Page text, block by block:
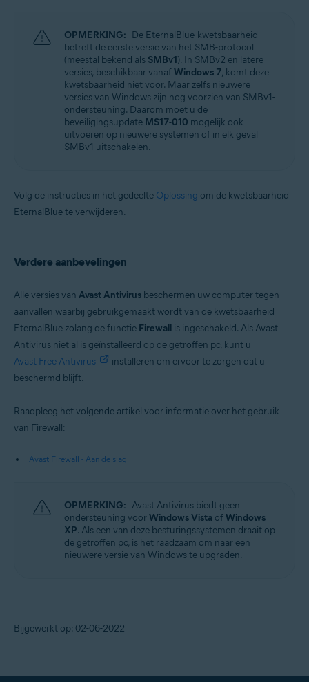
OPMERKING: De EternalBlue-kwetsbaarheid
betreft de eerste versie van het SMB-protocol
(meestal bekend als SMBv1). In SMBv2 en latere
versies, beschikbaar vanafWindows 7, komt deze
kwetsbaarheid niet voor. Maar zelfs nieuwere
versies van Windows zijn nog voorzien van SMBv1-
ondersteuning. Daarom moet u de
beveiligingsupdate MS17-010 mogelijk ook
uitvoeren op nieuwere systemen of in elk geval
SMBv1 uitschakelen.
Volg de instructies in het gedeelte Oplossing om de kwetsbaarheid
EternalBlue te verwijderen.
Verdere aanbevelingen
Alle versies van Avast Antivirus beschermen uw computer tegen
aanvallen waarbij gebruikgemaakt wordt van de kwetsbaarheid
EternalBlue zolang de functie Firewall is ingeschakeld. Als Avast
Antivirus niet al is geïnstalleerd op de getroffen pc, kunt u
Avast Free Antivirus
installeren om ervoor te zorgen dat u
beschermd blijft.
Raadpleeg het volgende artikel voor informatie over het gebruik
van Firewall:
Avast Firewall - Aan de slag
OPMERKING: Avast Antivirus biedt geen
ondersteuning voorWindows Vista ofWindows
XP. Als een van deze besturingssystemen draait op
de getroffen pc, is het raadzaam om naar een
nieuwere versie van Windows te upgraden.
Bijgewerkt op: 02-06-2022